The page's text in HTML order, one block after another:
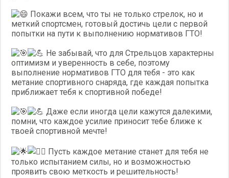
Покажи всем, что ты не только стрелок, но и
меткий спортсмен, готовый достичь цели с первой
попытки на пути к выполнению нормативов ГТО!
Не забывай, что для Стрельцов характерны
оптимизм и уверенность в себе, поэтому
выполнение нормативов ГТО для тебя - это как
метание спортивного снаряда, где каждая попытка
приближает тебя к спортивной победе!
Даже если иногда цели кажутся далекими,
помни, что каждое усилие приносит тебе ближе к
твоей спортивной мечте!
‍ Пусть каждое метание станет для тебя не
только испытанием силы, но и возможностью
проявить свою меткость и решительность!